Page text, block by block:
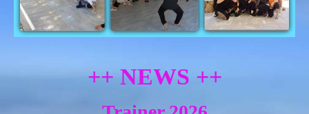
++ NEWS ++